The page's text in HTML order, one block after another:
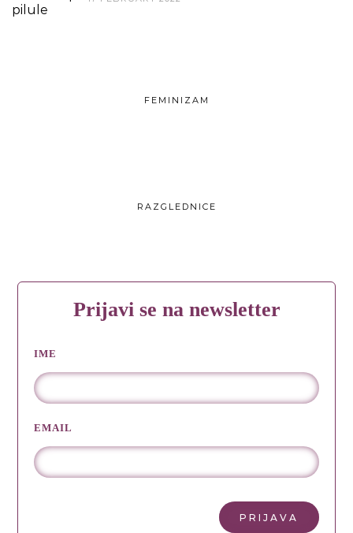
FEMINIZAM
RAZGLEDNICE
Prijavi se na newsletter
IME
EMAIL